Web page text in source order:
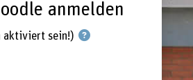
anmelden
aktiviert sein!)